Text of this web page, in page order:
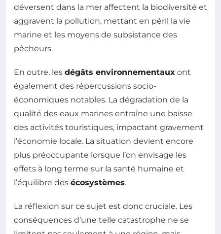
déversent dans la mer affectent la biodiversité et
aggravent la pollution, mettant en péril la vie
marine et les moyens de subsistance des
pêcheurs.
En outre, les dégâts environnementaux ont
également des répercussions socio-
économiques notables. La dégradation de la
qualité des eaux marines entraîne une baisse
des activités touristiques, impactant gravement
l’économie locale. La situation devient encore
plus préoccupante lorsque l’on envisage les
effets à long terme sur la santé humaine et
l’équilibre des écosystèmes.
La réflexion sur ce sujet est donc cruciale. Les
conséquences d’une telle catastrophe ne se